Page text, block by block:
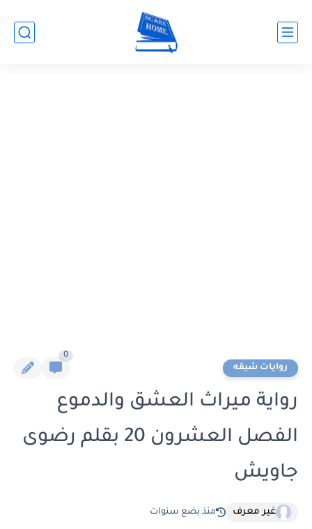
روايات شيقه
0
رواية ميراث العشق والدموع
الفصل العشرون 20 بقلم رضوى
جاويش
غير معرف منذ بضع سنوات